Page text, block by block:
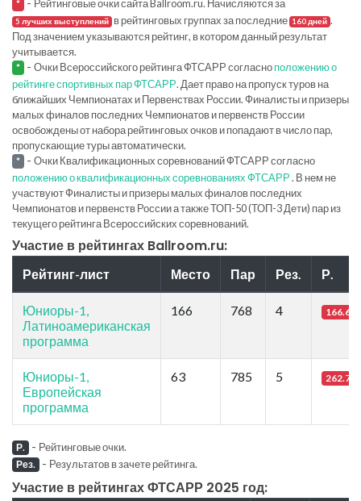
* Рейтинговые очки сайта Ballroom.ru. Начисляются за
5 лучших выступлений в рейтинговых группах за последние 160 дней .
Под значением указываются рейтинг, в котором данный результат
учитывается.
* - Очки Всероссийского рейтинга ФТСАРР согласноположению о
рейтинге спортивных пар ФТСАРР. Дает право на пропуск туров на
ближайших Чемпионатах и Первенствах России. Финалисты и призеры
малых финалов последних Чемпионатов и первенств России
освобождены от набора рейтинговых очков и попадают в число пар,
пропускающие туры автоматически.
* - Очки Квалификационных соревнований ФТСАРР согласно
положению о квалификационных соревнованиях ФТСАРР. В нем не
участвуют Финалисты и призеры малых финалов последних
Чемпионатов и первенств России а также ТОП-50 (ТОП-3 Дети) пар из
текущего рейтинга Всероссийских соревнований.
Участие в рейтингах Ballroom.ru:
Рейтинг-лист Место Пар Рез. Р.
Юниоры-1,
Латиноамериканская
программа
166 768 4 166.6
Юниоры-1,
Европейская
программа
63 785 5 262.73
Р. - Рейтинговые очки.
Рез. - Результатов в зачете рейтинга.
Участие в рейтингах ФТСАРР 2025 год: